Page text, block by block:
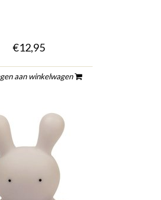
€12,95
aan winkelwagen